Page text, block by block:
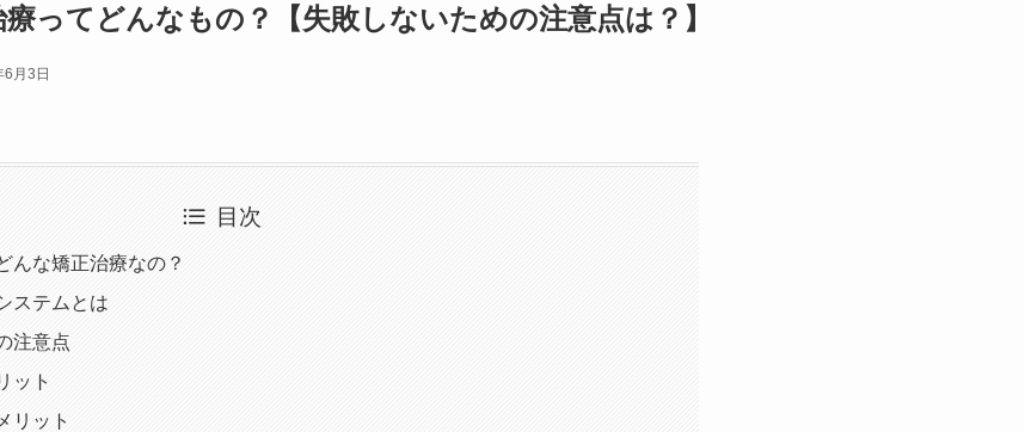
ってどんなもの？【失敗しないための注意点は？】
月3日
目次
んな矯正治療なの？
ステムとは
注意点
ット
リット